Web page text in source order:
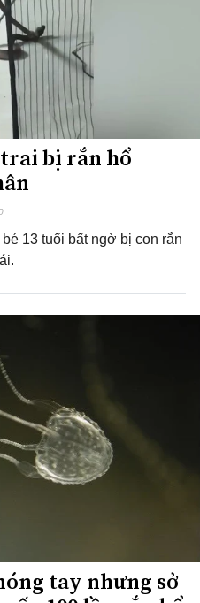
bị rắn hổ
13 tuổi bất ngờ bị con rắn
tay nhưng sở